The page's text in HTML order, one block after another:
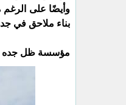
وأيضًا على الرغم
بناء ملاحق في
مؤسسة ظل جده 0500301445